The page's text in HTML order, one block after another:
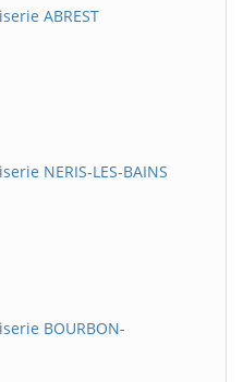
ABREST
NERIS-LES-BAINS
BOURBON-